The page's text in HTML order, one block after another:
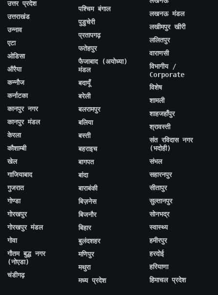
उत्तर प्रदेश
उत्तराखंड
उन्नाव
एटा
ओडिसा
औरैया
कन्नौज
कर्नाटका
कानपुर नगर
कानपुर मंडल
केरला
कौशाम्बी
खेल
गाजियाबाद
गुजरात
गोण्डा
गोरखपुर
गोरखपुर मंडल
गोवा
गौतम बुद्ध नगर
(नोएडा)
चंडीगढ़
पश्चिम बंगाल
पुडुचेरी
प्रतापगढ़
फतेहपुर
फैजाबाद (अयोध्या)
मंडल
बदायूँ
बरेली
बलरामपुर
बलिया
बस्ती
बहराइच
बागपत
बांदा
बाराबंकी
बिज़नेस
बिजनौर
बिहार
बुलंदशहर
मणिपुर
मथुरा
मध्य प्रदेश
लखनऊ मंडल
लखीमपुर खीरी
ललितपुर
वाराणसी
विभागीय /
Corporate
विशेष
शामली
शाहजहाँपुर
श्रावस्ती
संत रविदास नगर
(भदोही)
संभल
सहारनपुर
सीतापुर
सुल्तानपुर
सोनभद्र
स्वास्थ्य
हमीरपुर
हरदोई
हरियाणा
हिमाचल प्रदेश